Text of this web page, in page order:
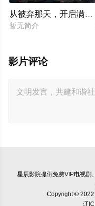
从被弃那天，开启满世
暂无简介
影片评论
星辰影院提供免费VIP电视剧
Copyright © 2022
辽